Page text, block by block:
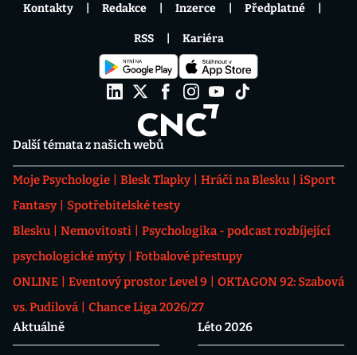
Další témata z našich webů
Moje Psychologie Blesk Tlapky Hráči na Blesku
iSport
Fantasy
Spotřebitelské testy
Blesku
Nemovitosti
Psychologika - podcast rozbíjející
psychologické mýty
Fotbalové přestupy
ONLINE
Eventový prostor Level 9
OKTAGON 92: Szabová
vs. Pudilová
Chance Liga 2026/27
Aktuálně
Léto 2026
Kontakty Redakce Inzerce Předplatné
RSS Kariéra